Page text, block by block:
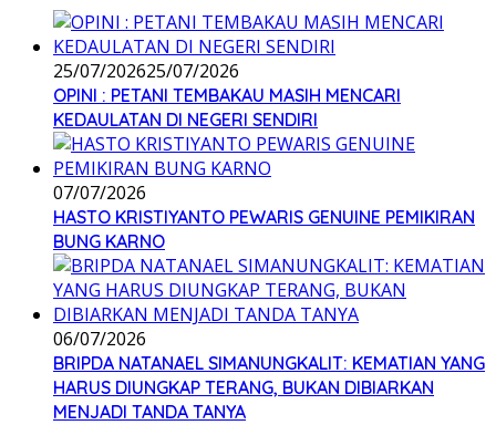
25/07/202625/07/2026
OPINI : PETANI TEMBAKAU MASIH MENCARI
KEDAULATAN DI NEGERI SENDIRI
07/07/2026
HASTO KRISTIYANTO PEWARIS GENUINE PEMIKIRAN
BUNG KARNO
06/07/2026
BRIPDA NATANAEL SIMANUNGKALIT: KEMATIAN YANG
HARUS DIUNGKAP TERANG, BUKAN DIBIARKAN
MENJADI TANDA TANYA